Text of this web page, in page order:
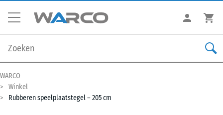
WARCO
Winkel
Rubberen speelplaatstegel – 205 cm